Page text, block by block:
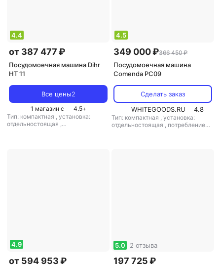
4.4
от 387 477 ₽
Посудомоечная машина Dihr
HT 11
Все цены2
1 магазин с 4.5+
Тип: компактная , установка:
отдельностоящая ,
4.5
349 000 ₽366 450 ₽
Посудомоечная машина
Comenda PC09
Сделать заказ
WHITEGOODS.RU
4.8
Тип: компактная , установка:
отдельностоящая , потребление
4.9
от 594 953 ₽
5.0 2 отзыва
197 725 ₽